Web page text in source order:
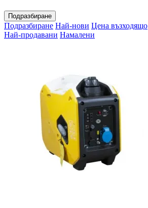
Подразбиране
Подразбиране Най-нови Цена възходящо
Най-продавани Намалени